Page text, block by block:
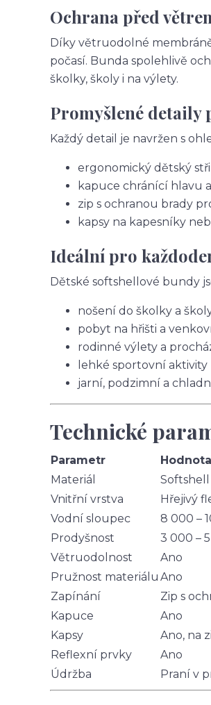
Ochrana před
Díky větruodolné
počasí. Bunda spolehlivě
školky, školy i na výlety.
Promyšlené detaily
Každý detail je navržen s
ergonomický dětský
kapuce chránící hlavu
zip s ochranou brady
kapsy na kapesníky
Ideální pro
Dětské softshellové bundy
nošení do školky a
pobyt na hřišti a
rodinné výlety a
lehké sportovní aktivity
jarní, podzimní a
Technické
Parametr
Hodnota
Materiál
Softshell
Vnitřní vrstva
Hřejivý
Vodní sloupec
8 000 –
Prodyšnost
3 000 –
Větruodolnost
Ano
Pružnost materiálu Ano
Zapínání
Zip s
Kapuce
Ano
Kapsy
Ano, na
Reflexní prvky
Ano
Údržba
Praní v